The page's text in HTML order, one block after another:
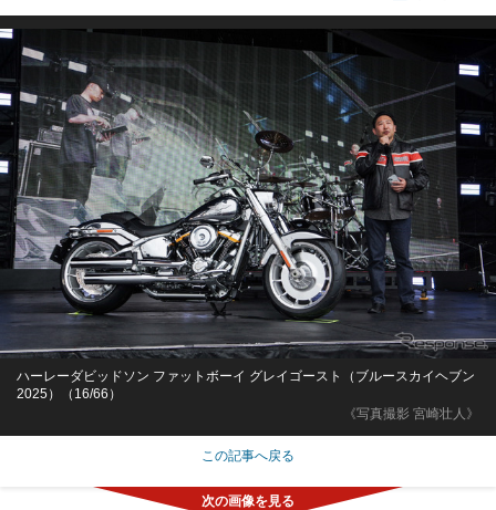
《写真撮影 宮崎壮人》
ハーレーダビッドソン ファットボーイ グレイゴースト（ブルースカイヘブン
2025）（16/66）
この記事へ戻る